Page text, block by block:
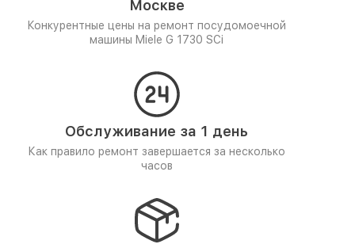
Москве
Конкурентные цены на ремонт посудомоечной
машины Miele G 1730 SCi
Обслуживание за 1 день
Как правило ремонт завершается за несколько
часов